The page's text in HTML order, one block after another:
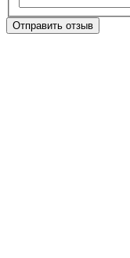
Отправить отзыв